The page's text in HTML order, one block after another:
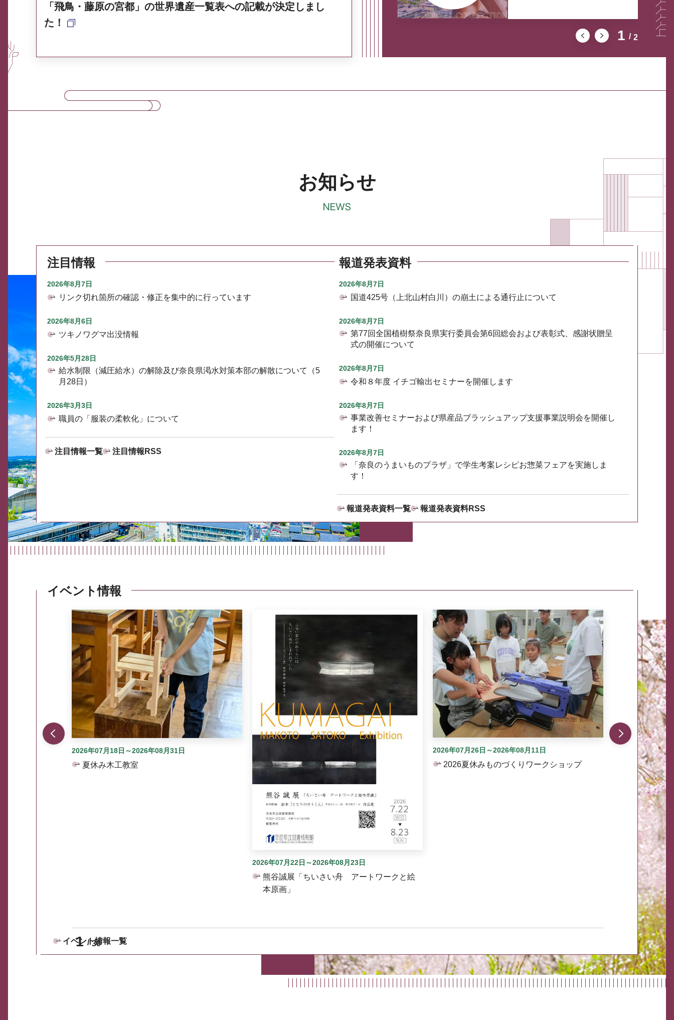
「飛鳥・藤原の宮都」の世界遺産一覧表への記載が決定しまし
た！
1 2
お知らせ
注目情報
2026年8月7日
リンク切れ箇所の確認・修正を集中的に行っています
2026年8月6日
ツキノワグマ出没情報
2026年5月28日
給水制限（減圧給水）の解除及び奈良県渇水対策本部の解散について（5
月28日）
2026年3月3日
職員の「服装の柔軟化」について
注目情報一覧 注目情報RSS
報道発表資料
2026年8月7日
国道425号（上北山村白川）の崩土による通行止について
2026年8月7日
第77回全国植樹祭奈良県実行委員会第6回総会および表彰式、感謝状贈呈
式の開催について
2026年8月7日
令和８年度 イチゴ輸出セミナーを開催します
2026年8月7日
事業改善セミナーおよび県産品ブラッシュアップ支援事業説明会を開催し
ます！
2026年8月7日
「奈良のうまいものプラザ」で学生考案レシピお惣菜フェアを実施しま
す！
報道発表資料一覧 報道発表資料RSS
イベント情報
1 30
2026年07月18日～2026年08月31日
夏休み木工教室
2026年07月22日～2026年08月23日
熊谷誠展「ちいさい舟 アートワークと絵
本原画」
2026年07月26日～2026年08月11日
2026夏休みものづくりワークショップ
イベント情報一覧